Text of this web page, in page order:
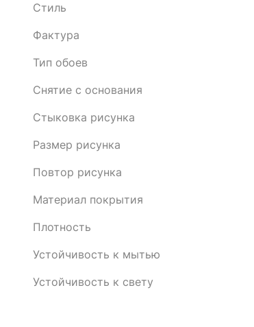
Стиль
Фактура
Тип обоев
Снятие с основания
Стыковка рисунка
Размер рисунка
Повтор рисунка
Материал покрытия
Плотность
Устойчивость к мытью
Устойчивость к свету